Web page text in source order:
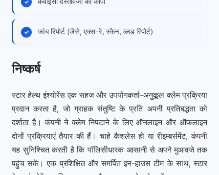
जांच रिपोर्ट (जैसे, एक्स-रे, स्कैन, ब्लड रिपोर्ट)
निष्कर्ष
स्टार हेल्थ इंश्योरेंस एक सहज और उपयोगकर्ता-अनुकूल क्लेम प्रक्रिया
प्रदान करता है, जो ग्राहक संतुष्टि के प्रति अपनी प्रतिबद्धता को
दर्शाता है। कंपनी ने क्लेम निपटाने के लिए ऑनलाइन और ऑफलाइन
दोनों प्रक्रियाएं तैयार की हैं। चाहे कैशलेस हो या रीइम्बर्समेंट, कंपनी
यह सुनिश्चित करती है कि पॉलिसीधारक आसानी से अपने मुआवजे तक
पहुंच सकें। एक प्रशिक्षित और समर्पित इन-हाउस टीम के साथ, स्टार